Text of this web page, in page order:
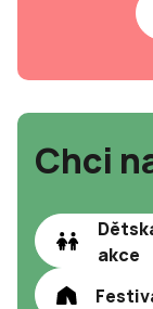
Chci
akce